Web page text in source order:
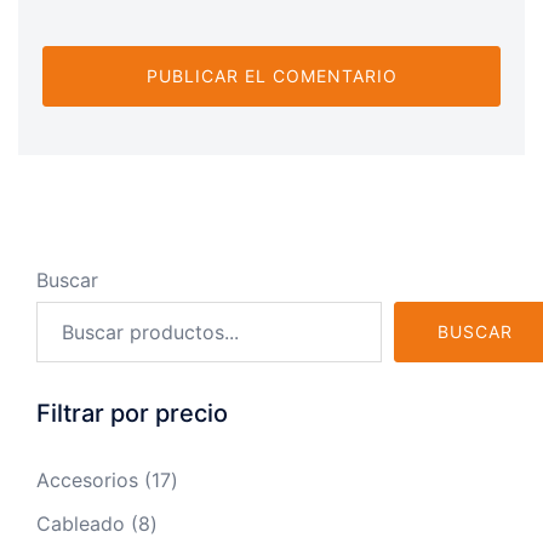
Buscar
BUSCAR
Filtrar por precio
Accesorios 1717
Cableado 88